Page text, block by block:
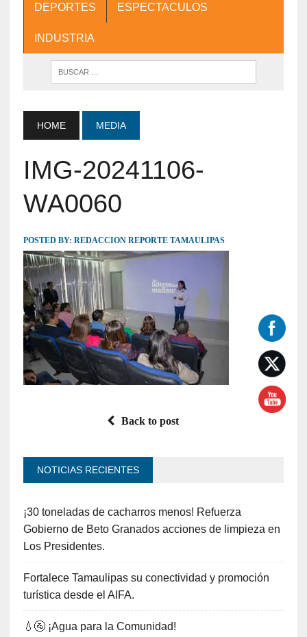
DEPORTES ESPECTACULOS
INDUSTRIA
HOME MEDIA
IMG-20241106-
WA0060
POSTED BY: REDACCION REPORTE TAMAULIPAS
Back to post
NOTICIAS RECIENTES
¡30 toneladas de cacharros menos! Refuerza
Gobierno de Beto Granados acciones de limpieza en
Los Presidentes.
Fortalece Tamaulipas su conectividad y promoción
turística desde el AIFA.
💧🚰 ¡Agua para la Comunidad!